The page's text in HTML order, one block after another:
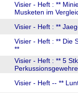
Visier - Heft : **
Musketen im
Visier - Heft : **
Visier - Heft : ** Die
**
Visier - Heft : ** 5
Visier - Heft -- **